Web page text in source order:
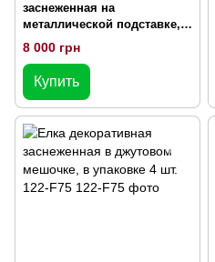
заснеженная на
металлической подставке,
240см (907-120)
8 000 грн
Купить